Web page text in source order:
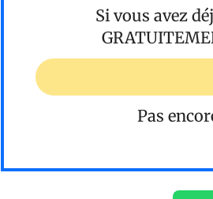
Si vous avez
Pas